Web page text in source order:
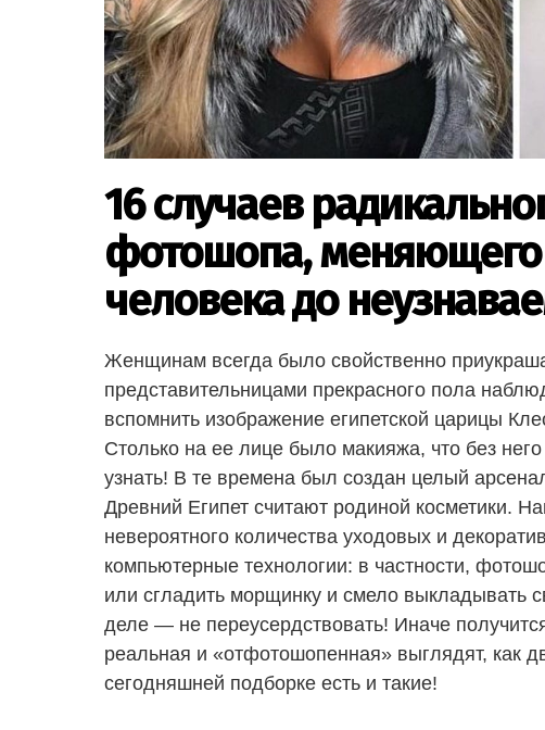
16 случаев
фотошопа, меняющего
человека до
Женщинам всегда было свойственно
представительницами прекрасного пола
вспомнить изображение египетской царицы
Столько на ее лице было макияжа, что без
узнать! В те времена был создан целый
Древний Египет считают родиной косметики.
невероятного количества уходовых и
компьютерные технологии: в частности,
или сгладить морщинку и смело выкладывать
деле — не переусердствовать! Иначе
реальная и «отфотошопенная» выглядят, как
сегодняшней подборке есть и такие!